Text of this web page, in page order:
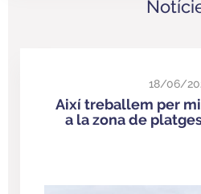
18/06/
Així treballem per
a la zona de